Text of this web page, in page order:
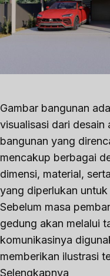
Gambar bangunan
visualisasi dari
bangunan yang
mencakup berbagai
dimensi, material,
yang diperlukan
Sebelum masa
gedung akan melalui
komunikasinya
memberikan ilustrasi
Selengkapnya